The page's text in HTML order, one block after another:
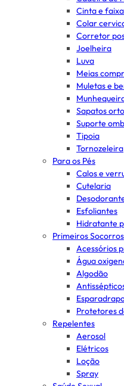
Cinta e
Colar
Corretor
Joelheira
Luva
Meias
Muletas e
Sapatos
Suporte
Tipoia
Tornozeleira
Para os Pés
Calos e
Cutelaria
Esfoliantes
Hidratante
Primeiros Socorros
Acessórios
Água
Algodão
Protetores
Repelentes
Aerosol
Elétricos
Loção
Spray